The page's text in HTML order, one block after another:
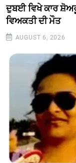
ਦੁਬਈ ਵਿਖੇ ਕਾਰ
ਵਿਅਕਤੀ ਦੀ ਮੌਤ
AUGUST 6, 2026